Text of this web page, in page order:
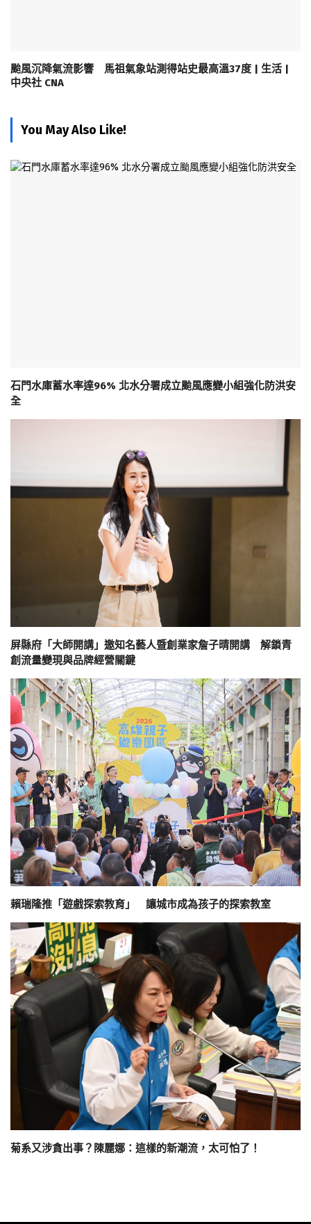
颱風沉降氣流影響 馬祖氣象站測得站史最高溫37度 | 生活 |
中央社 CNA
You May Also Like!
石門水庫蓄水率達96% 北水分署成立颱風應變小組強化防洪安
全
屏縣府「大師開講」邀知名藝人暨創業家詹子晴開講 解鎖青
創流量變現與品牌經營關鍵
賴瑞隆推「遊戲探索教育」 讓城市成為孩子的探索教室
菊系又涉貪出事？陳麗娜：這樣的新潮流，太可怕了！